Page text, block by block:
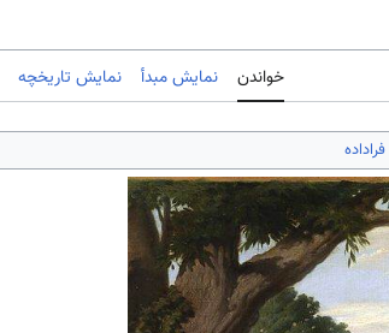
خواندن نمایش مبدأ نمایش تاریخچه
فراداده